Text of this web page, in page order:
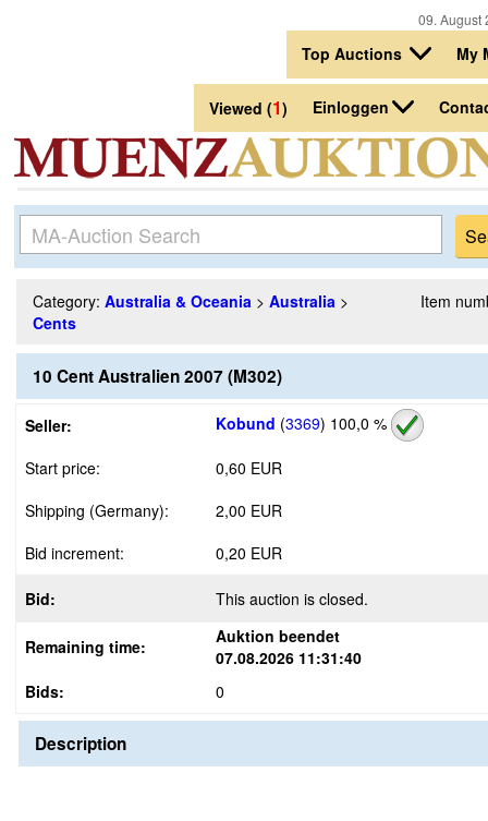
09.
Top Auctions My
Viewed (1) Einloggen
Category: Australia & Oceania > Australia >
Cents
Item
10 Cent Australien 2007 (M302)
Seller: Kobund (3369) 100,0 %
Start price:
0,60 EUR
Shipping (Germany):
2,00 EUR
Bid increment:
0,20 EUR
Bid: This auction is closed.
Remaining time:
Auktion beendet
07.08.2026 11:31:40
Bids:
0
Description